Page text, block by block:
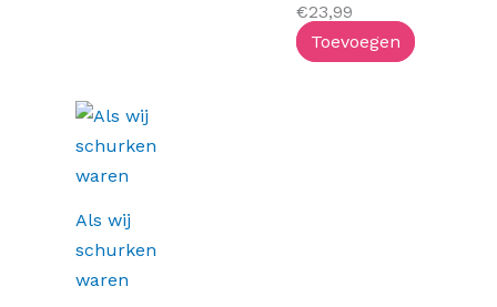
€23,99
Toevoegen
Als wij
schurken
waren